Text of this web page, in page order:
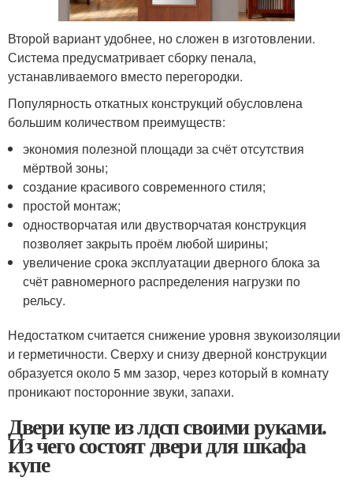
Второй вариант удобнее, но сложен в изготовлении.
Система предусматривает сборку пенала,
устанавливаемого вместо перегородки.
Популярность откатных конструкций обусловлена
большим количеством преимуществ:
экономия полезной площади за счёт отсутствия
мёртвой зоны;
создание красивого современного стиля;
простой монтаж;
одностворчатая или двустворчатая конструкция
позволяет закрыть проём любой ширины;
увеличение срока эксплуатации дверного блока за
счёт равномерного распределения нагрузки по
рельсу.
Недостатком считается снижение уровня звукоизоляции
и герметичности. Сверху и снизу дверной конструкции
образуется около 5 мм зазор, через который в комнату
проникают посторонние звуки, запахи.
Двери купе из лдсп своими руками.
Из чего состоят двери для шкафа
купе